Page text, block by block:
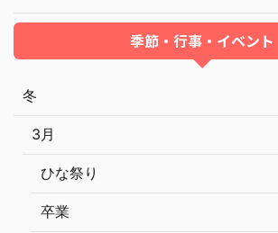
季節・行事・イベント
冬
3月
ひな祭り
卒業